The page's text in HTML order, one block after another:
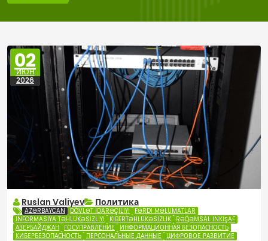
02
ИЮН
2026
Ruslan Valiyev Политика
AZƏRBAYCAN DÖVLƏT IDARƏÇILIYI
FƏRDI MƏLUMATLAR
INFORMASIYA TƏHLÜKƏSIZLIYI
KIBERTƏHLÜKƏSIZLIK RƏQƏMSAL INKIŞAF
АЗЕРБАЙДЖАН ГОСУПРАВЛЕНИЕ
ИНФОРМАЦИОННАЯ БЕЗОПАСНОСТЬ
КИБЕРБЕЗОПАСНОСТЬ ПЕРСОНАЛЬНЫЕ ДАННЫЕ ЦИФРОВОЕ РАЗВИТИЕ